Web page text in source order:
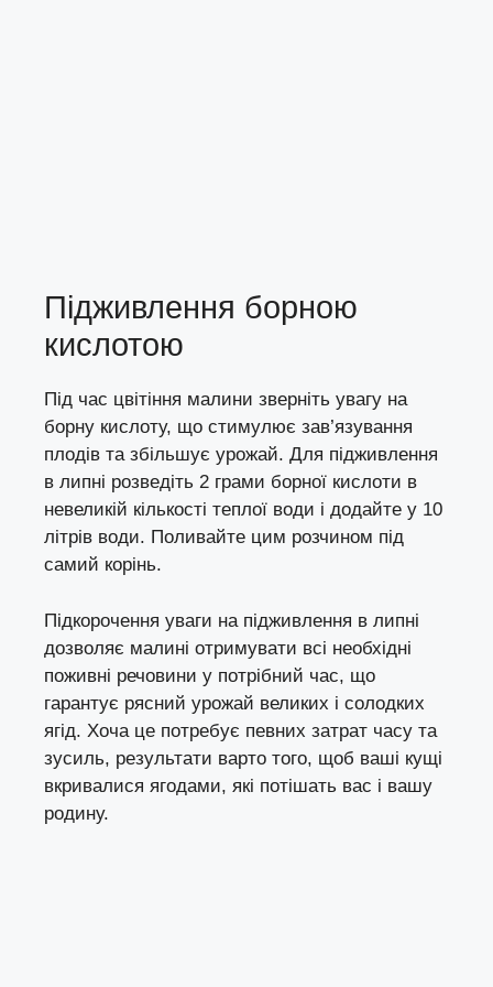
Підживлення борною
кислотою
Під час цвітіння малини зверніть увагу на
борну кислоту, що стимулює зав’язування
плодів та збільшує урожай. Для підживлення
в липні розведіть 2 грами борної кислоти в
невеликій кількості теплої води і додайте у 10
літрів води. Поливайте цим розчином під
самий корінь.
Підкорочення уваги на підживлення в липні
дозволяє малині отримувати всі необхідні
поживні речовини у потрібний час, що
гарантує рясний урожай великих і солодких
ягід. Хоча це потребує певних затрат часу та
зусиль, результати варто того, щоб ваші кущі
вкривалися ягодами, які потішать вас і вашу
родину.